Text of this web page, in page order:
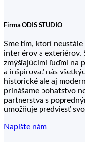
Firma ODIS STUDIO
Sme tím, ktorí neustále
interiérov a exteriérov.
zmýšľajúcimi ľuďmi na
a inšpirovať nás
historické ale aj
prinášame bohatstvo
partnerstva s
umožňuje predviesť
Napíšte nám